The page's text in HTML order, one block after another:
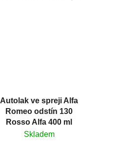
Autolak ve spreji Alfa
Romeo odstín 130
Rosso Alfa 400 ml
Skladem